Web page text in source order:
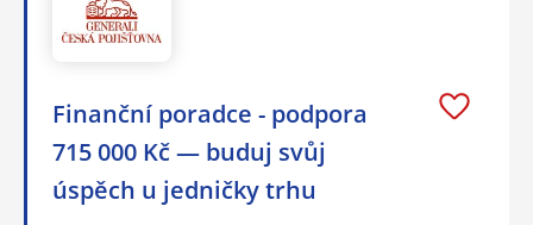
Finanční poradce - podpora
715 000 Kč — buduj svůj
úspěch u jedničky trhu